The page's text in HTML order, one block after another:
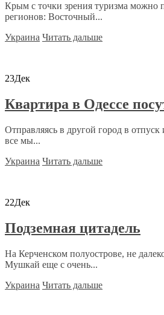
Крым с точки зрения туризма можно
регионов: Восточный...
Украина Читать дальше
23Дек
Квартира в Одессе
Отправляясь в другой город в отпуск
все мы...
Украина Читать дальше
22Дек
Подземная цитадель
На Керченском полуострове, не
Мушкай еще с очень...
Украина Читать дальше